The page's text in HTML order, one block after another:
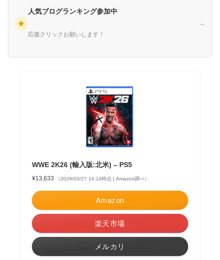
★
人気ブログランキング参加中
応援クリックお願いします！
→
WWE 2K26 (輸入版:北米) – PS5
¥13,633 （2026/03/27 14:14時点 | Amazon調べ）
Amazon
楽天市場
メルカリ